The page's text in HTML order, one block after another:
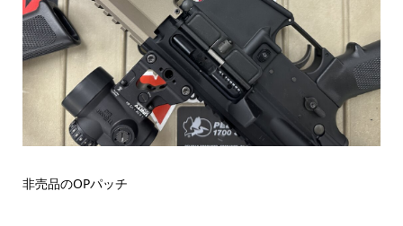
非売品のOPパッチ